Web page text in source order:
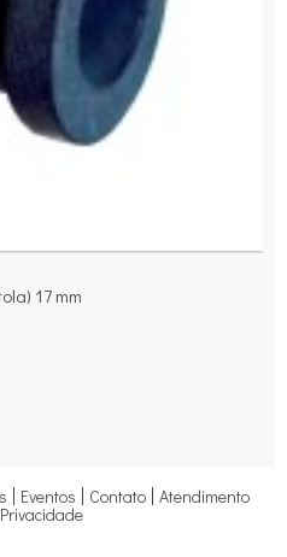
17 mm
Eventos Contato Atendimento